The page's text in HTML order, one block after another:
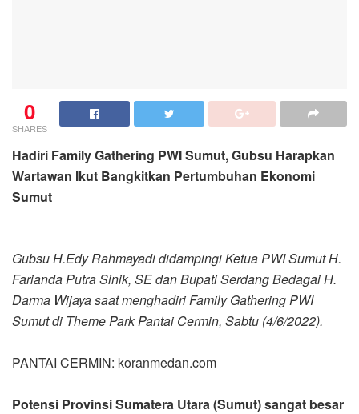
0
SHARES
Hadiri Family Gathering PWI Sumut, Gubsu Harapkan
Wartawan Ikut Bangkitkan Pertumbuhan Ekonomi
Sumut
Gubsu H.Edy Rahmayadi didampingi Ketua PWI Sumut H.
Farianda Putra Sinik, SE dan Bupati Serdang Bedagai H.
Darma Wijaya saat menghadiri Family Gathering PWI
Sumut di Theme Park Pantai Cermin, Sabtu (4/6/2022).
PANTAI CERMIN: koranmedan.com
Potensi Provinsi Sumatera Utara (Sumut) sangat besar